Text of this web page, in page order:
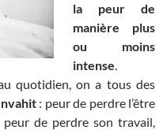
la peur de
manière plus
ou moins
intense.
quotidien, on a tous des
: peur de perdre l’être
peur de perdre son travail,